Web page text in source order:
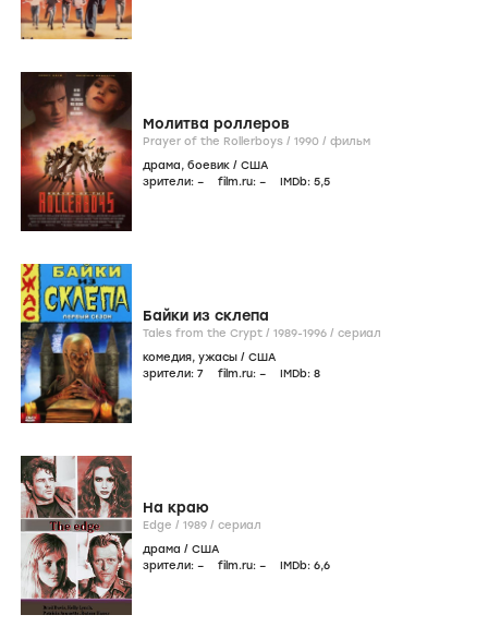
Молитва роллеров
Prayer of the Rollerboys / 1990 / фильм
драма, боевик / США
зрители: – film.ru: – IMDb: 5,5
Байки из склепа
Tales from the Crypt / 1989-1996 / сериал
комедия, ужасы / США
зрители: 7 film.ru: – IMDb: 8
На краю
Edge / 1989 / сериал
драма / США
зрители: – film.ru: – IMDb: 6,6